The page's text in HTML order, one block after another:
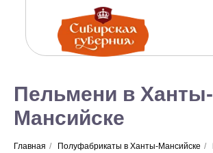
Пельмени в Ханты-
Мансийске
Главная / Полуфабрикаты в Ханты-Мансийске /